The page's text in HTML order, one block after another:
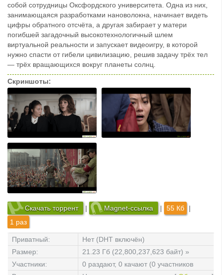
собой сотрудницы Оксфордского университета. Одна из них,
занимающаяся разработками нановолокна, начинает видеть
цифры обратного отсчёта, а другая забирает у матери
погибшей загадочный высокотехнологичный шлем
виртуальной реальности и запускает видеоигру, в которой
нужно спасти от гибели цивилизацию, решив задачу трёх тел
— трёх вращающихся вокруг планеты солнц.
Скриншоты:
Скачать торрент | Magnet-ссылка | 55 Кб
|
1 раз
Приватный:
Нет (DHT включён)
Размер:
21.23 Гб (22,800,237,623 байт) »
файлов: 8
Участники:
0 раздают, 0 качают (0 участников